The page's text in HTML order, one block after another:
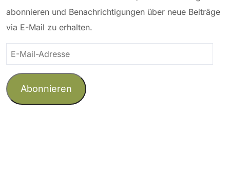
abonnieren und Benachrichtigungen über neue Beiträge
via E-Mail zu erhalten.
E-
Mail-
Adresse
Abonnieren